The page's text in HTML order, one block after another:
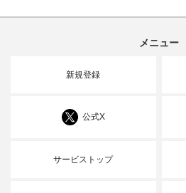
メニュー
新規登録
公式X
サービストップ